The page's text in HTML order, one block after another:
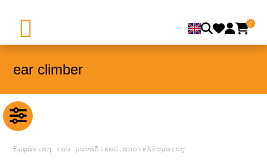
0
ear climber
Εμφάνιση του μοναδικού αποτελέσματος